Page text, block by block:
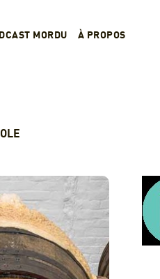
MORDU À PROPOS